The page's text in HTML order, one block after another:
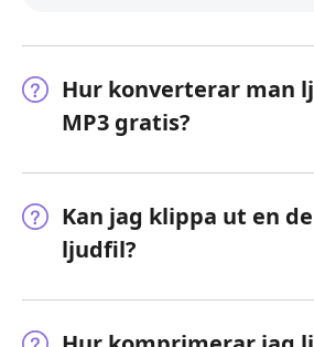
Hur konverterar man
MP3 gratis?
Kan jag klippa ut en
ljudfil?